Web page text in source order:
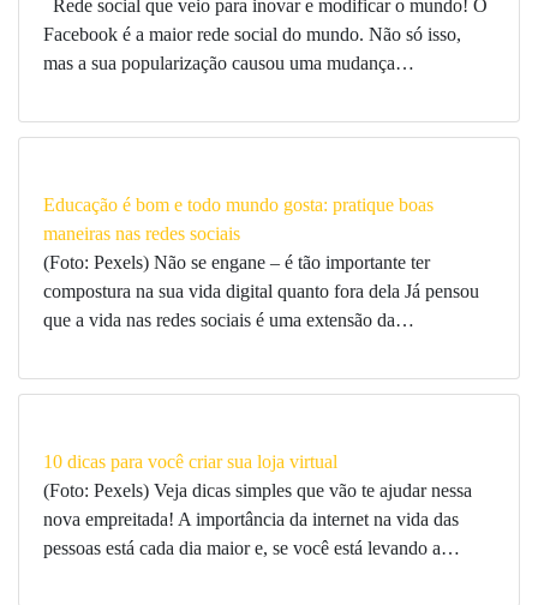
Rede social que veio para inovar e modificar o mundo! O
Facebook é a maior rede social do mundo. Não só isso,
mas a sua popularização causou uma mudança…
Educação é bom e todo mundo gosta: pratique boas
maneiras nas redes sociais
(Foto: Pexels) Não se engane – é tão importante ter
compostura na sua vida digital quanto fora dela Já pensou
que a vida nas redes sociais é uma extensão da…
10 dicas para você criar sua loja virtual
(Foto: Pexels) Veja dicas simples que vão te ajudar nessa
nova empreitada! A importância da internet na vida das
pessoas está cada dia maior e, se você está levando a…